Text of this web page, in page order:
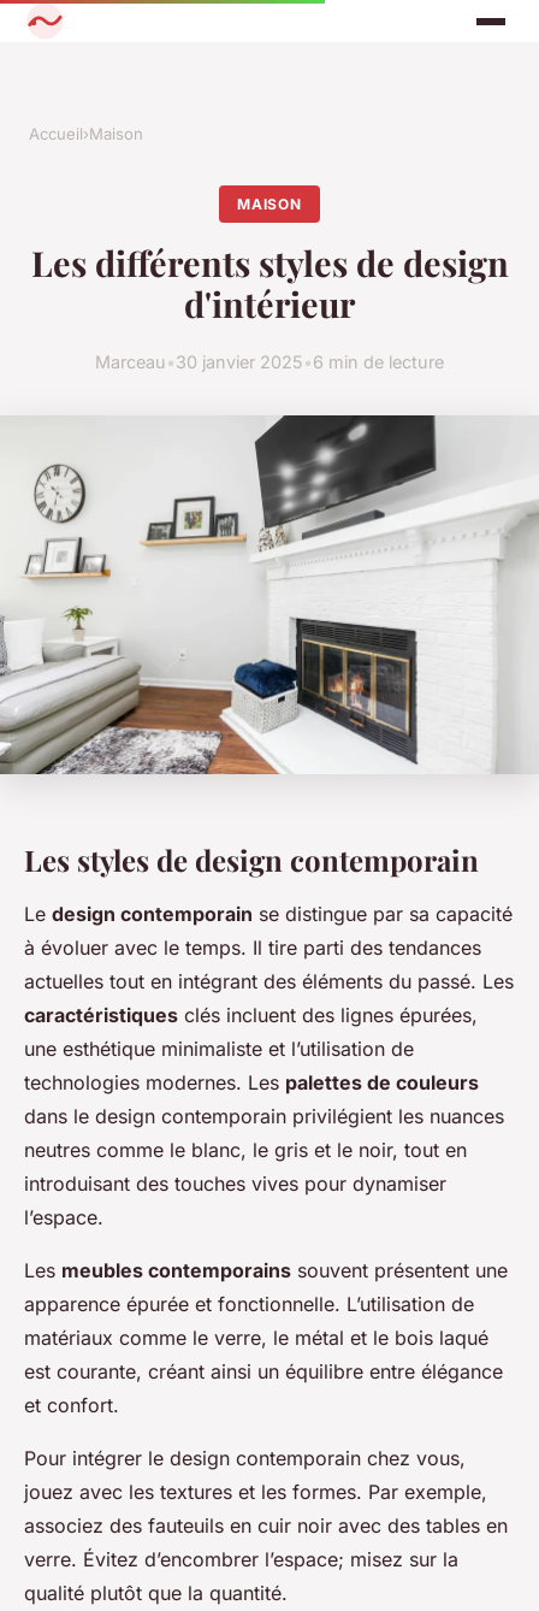
Accueil›Maison
MAISON
Les différents styles de design
d'intérieur
Marceau•30 janvier 2025•6 min de lecture
Les styles de design contemporain
Le design contemporain se distingue par sa capacité
à évoluer avec le temps. Il tire parti des tendances
actuelles tout en intégrant des éléments du passé. Les
caractéristiques clés incluent des lignes épurées,
une esthétique minimaliste et l’utilisation de
technologies modernes. Les palettes de couleurs
dans le design contemporain privilégient les nuances
neutres comme le blanc, le gris et le noir, tout en
introduisant des touches vives pour dynamiser
l’espace.
Les meubles contemporains souvent présentent une
apparence épurée et fonctionnelle. L’utilisation de
matériaux comme le verre, le métal et le bois laqué
est courante, créant ainsi un équilibre entre élégance
et confort.
Pour intégrer le design contemporain chez vous,
jouez avec les textures et les formes. Par exemple,
associez des fauteuils en cuir noir avec des tables en
verre. Évitez d’encombrer l’espace; misez sur la
qualité plutôt que la quantité.